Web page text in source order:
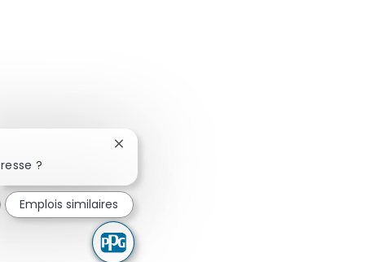
?
Fermer la notification du chatbot
Emplois similaires